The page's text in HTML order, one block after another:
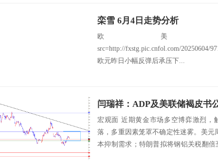
栾雪 6月4日走势分析
欧美：
src=http://fxstg.pic.cnfol.com/20250604/
欧元昨日小幅反弹后承压下...
宏观面 近期黄金市场多空博弈激烈，
落，多重因素笼罩不确定性迷雾。美元
本抑制需求；特朗普拟将钢铝关税翻